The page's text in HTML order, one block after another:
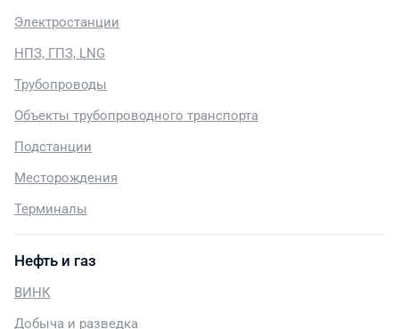
Электростанции
НПЗ, ГПЗ, LNG
Трубопроводы
Объекты трубопроводного транспорта
Подстанции
Месторождения
Терминалы
Нефть и газ
ВИНК
Добыча и разведка